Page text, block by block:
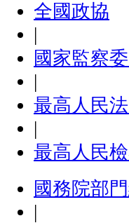
全國政協
|
國家監察
|
最高人民
|
最高人民
國務院部
|